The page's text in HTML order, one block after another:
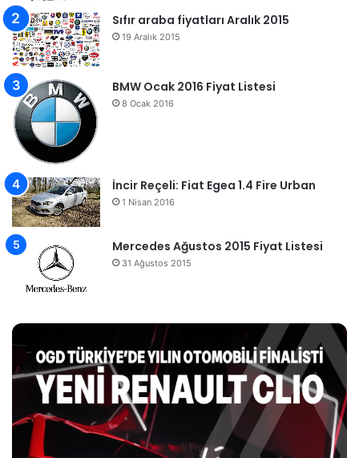
Sıfır araba fiyatları Aralık 2015
19 Aralık 2015
BMW Ocak 2016 Fiyat Listesi
8 Ocak 2016
İncir Reçeli: Fiat Egea 1.4 Fire Urban
1 Nisan 2016
Mercedes Ağustos 2015 Fiyat Listesi
31 Ağustos 2015